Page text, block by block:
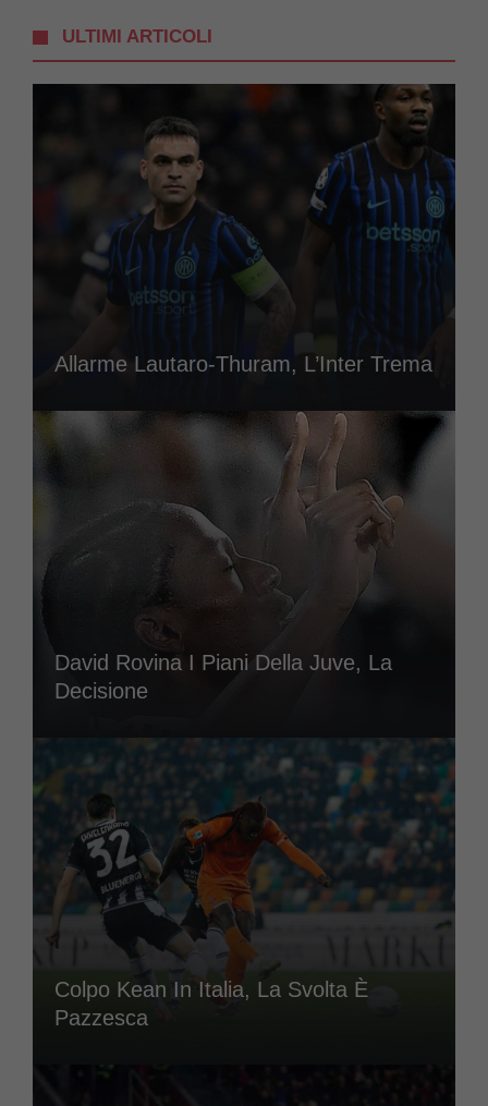
ULTIMI ARTICOLI
Allarme Lautaro-Thuram, L’Inter Trema
David Rovina I Piani Della Juve, La
Decisione
Colpo Kean In Italia, La Svolta È
Pazzesca